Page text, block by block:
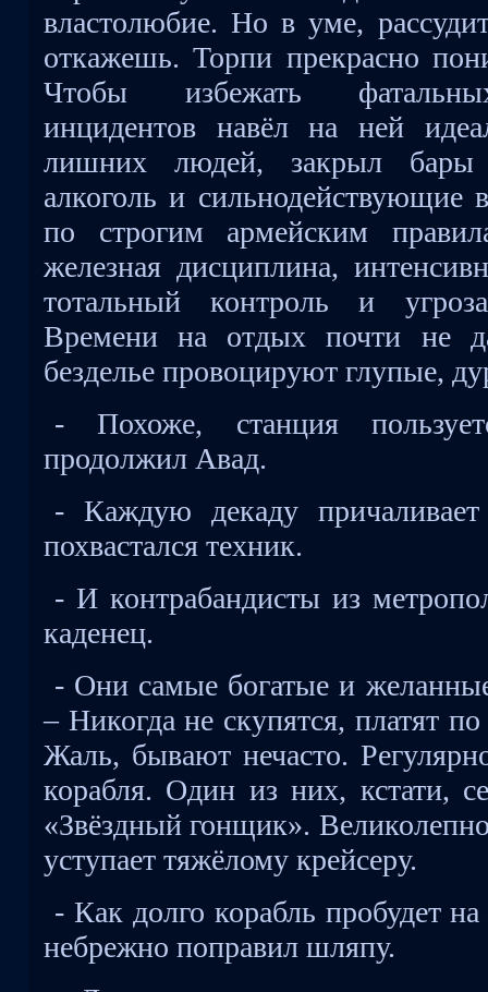
властолюбие. Но в уме,
откажешь. Торпи прекрасно
Чтобы избежать
инцидентов навёл на ней
лишних людей, закрыл бары
алкоголь и сильнодействующие
по строгим армейским
железная дисциплина,
тотальный контроль и
Времени на отдых почти не
безделье провоцируют глупые,
- Похоже, станция
продолжил Авад.
- Каждую декаду
похвастался техник.
- И контрабандисты из
каденец.
- Они самые богатые и
– Никогда не скупятся, платят
Жаль, бывают нечасто.
корабля. Один из них, кстати,
«Звёздный гонщик».
уступает тяжёлому крейсеру.
- Как долго корабль пробудет
небрежно поправил шляпу.